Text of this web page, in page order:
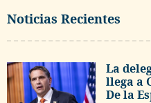
Noticias Recientes
La
llega a
De la